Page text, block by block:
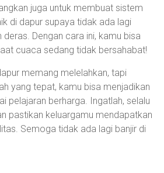
juga untuk membuat sistem
di dapur supaya tidak ada lagi
deras. Dengan cara ini, kamu bisa
cuaca sedang tidak bersahabat!
memang melelahkan, tapi
yang tepat, kamu bisa menjadikan
pelajaran berharga. Ingatlah, selalu
pastikan keluargamu mendapatkan
Semoga tidak ada lagi banjir di